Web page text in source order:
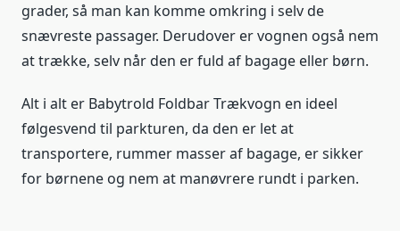
grader, så man kan komme omkring i selv de
snævreste passager. Derudover er vognen også nem
at trække, selv når den er fuld af bagage eller børn.
Alt i alt er Babytrold Foldbar Trækvogn en ideel
følgesvend til parkturen, da den er let at
transportere, rummer masser af bagage, er sikker
for børnene og nem at manøvrere rundt i parken.